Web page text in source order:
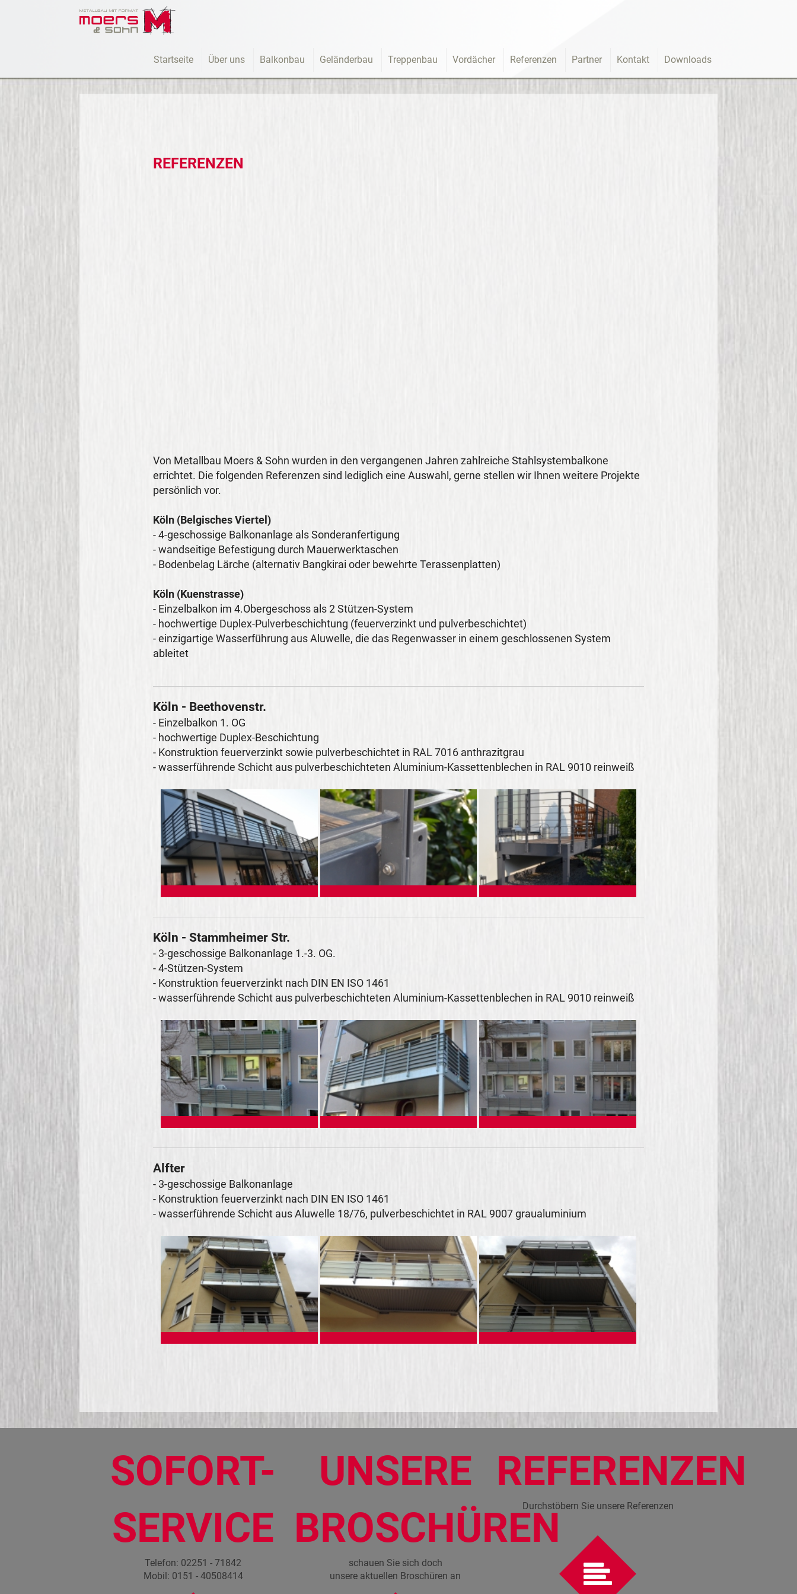
Startseite Über uns Balkonbau Geländerbau Treppenbau Vordächer Referenzen Partner Kontakt Downloads
REFERENZEN
Von Metallbau Moers & Sohn wurden in den vergangenen Jahren zahlreiche Stahlsystembalkone
errichtet. Die folgenden Referenzen sind lediglich eine Auswahl, gerne stellen wir Ihnen weitere Projekte
persönlich vor.
Köln (Belgisches Viertel)
- 4-geschossige Balkonanlage als Sonderanfertigung
- wandseitige Befestigung durch Mauerwerktaschen
- Bodenbelag Lärche (alternativ Bangkirai oder bewehrte Terassenplatten)
Köln (Kuenstrasse)
- Einzelbalkon im 4.Obergeschoss als 2 Stützen-System
- hochwertige Duplex-Pulverbeschichtung (feuerverzinkt und pulverbeschichtet)
- einzigartige Wasserführung aus Aluwelle, die das Regenwasser in einem geschlossenen System
ableitet
Köln - Beethovenstr.
- Einzelbalkon 1. OG
- hochwertige Duplex-Beschichtung
- Konstruktion feuerverzinkt sowie pulverbeschichtet in RAL 7016 anthrazitgrau
- wasserführende Schicht aus pulverbeschichteten Aluminium-Kassettenblechen in RAL 9010 reinweiß
Köln - Stammheimer Str.
- 3-geschossige Balkonanlage 1.-3. OG.
- 4-Stützen-System
- Konstruktion feuerverzinkt nach DIN EN ISO 1461
- wasserführende Schicht aus pulverbeschichteten Aluminium-Kassettenblechen in RAL 9010 reinweiß
Alfter
- 3-geschossige Balkonanlage
- Konstruktion feuerverzinkt nach DIN EN ISO 1461
- wasserführende Schicht aus Aluwelle 18/76, pulverbeschichtet in RAL 9007 graualuminium
SOFORT-
SERVICE
Telefon: 02251 - 71842
Mobil: 0151 - 40508414
UNSERE
BROSCHÜREN
schauen Sie sich doch
unsere aktuellen Broschüren an
REFERENZEN
Durchstöbern Sie unsere Referenzen